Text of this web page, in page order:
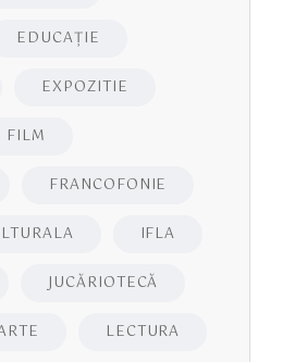
EDUCAŢIE
EXPOZITIE
FILM
FRANCOFONIE
IFLA
JUCĂRIOTECĂ
LECTURA